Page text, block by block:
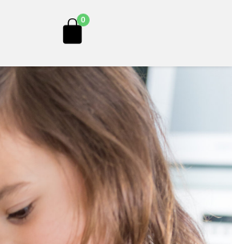
0
Cart